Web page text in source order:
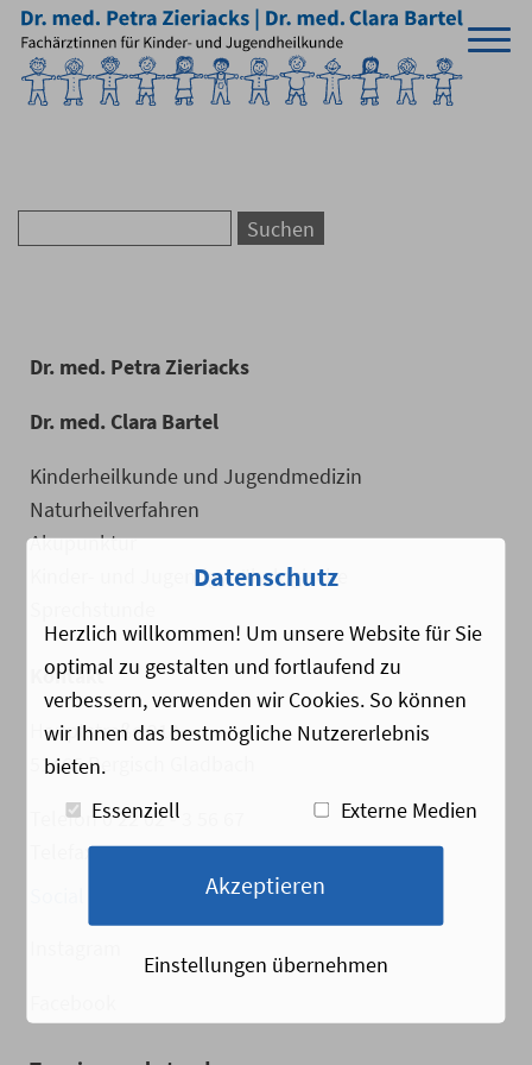
Dr. med. Petra Zieriacks
Dr. med. Clara Bartel
Kinderheilkunde und Jugendmedizin
Naturheilverfahren
Akupunktur
Kinder- und Jugendgynäkologische
Kontakt
Hauptstraße 218
51465 Bergisch Gladbach
Telefon 0 22 02 - 3 56 67
Telefax 0 22 02 - 4 53 42
Datenschutz
Herzlich willkommen! Um unsere Website für Sie
optimal zu gestalten und fortlaufend zu
verbessern, verwenden wir Cookies. So können
wir Ihnen das bestmögliche Nutzererlebnis
bieten.
Essenziell
Externe Medien
Akzeptieren
Einstellungen übernehmen